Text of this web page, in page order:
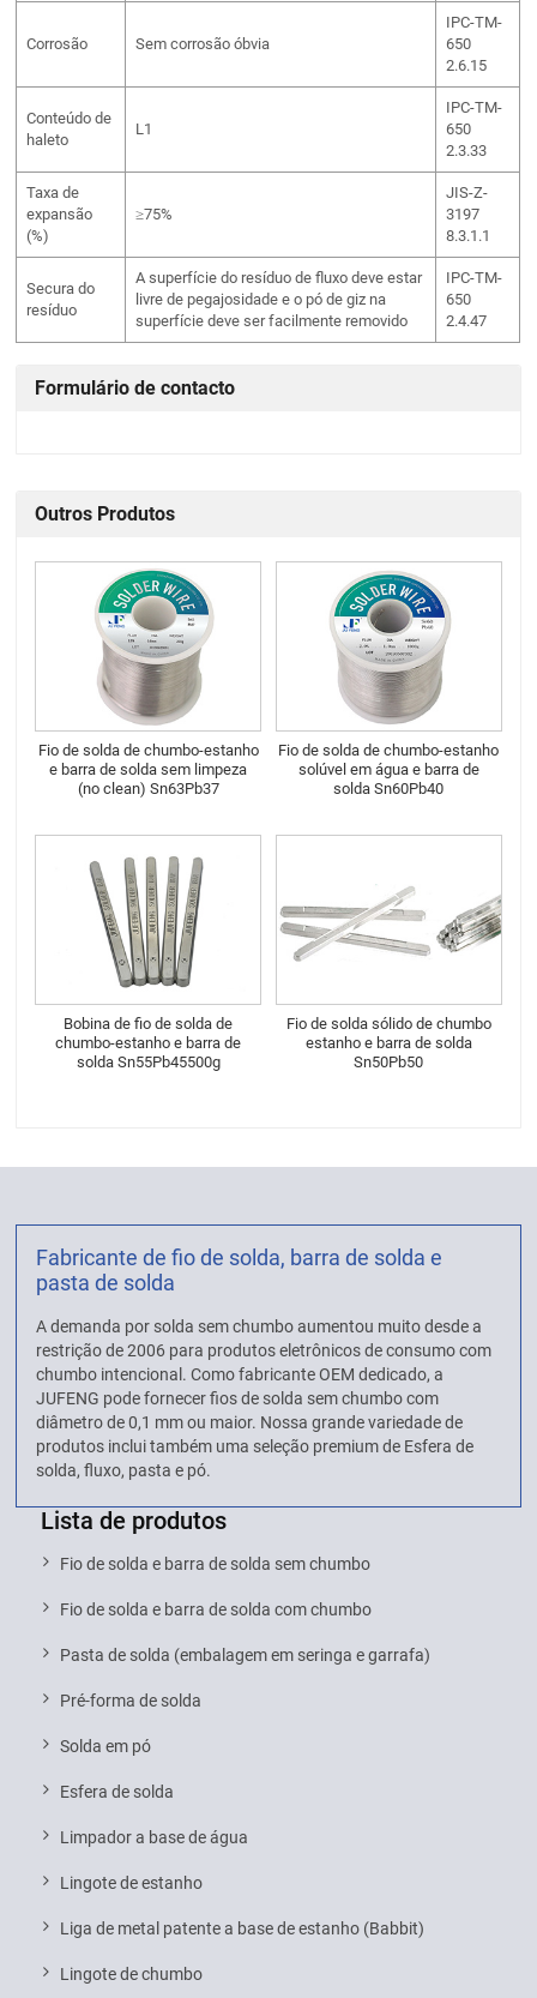
Corrosão Sem corrosão óbvia
IPC-TM-
650
2.6.15
Conteúdo de
haleto
L1
IPC-TM-
650
2.3.33
Taxa de
expansão
(%)
≥75%
JIS-Z-
3197
8.3.1.1
Secura do
resíduo
A superfície do resíduo de fluxo deve estar
livre de pegajosidade e o pó de giz na
superfície deve ser facilmente removido
IPC-TM-
650
2.4.47
Formulário de contacto
Outros Produtos
Fio de solda de chumbo-estanho
e barra de solda sem limpeza
(no clean) Sn63Pb37
Fio de solda de chumbo-estanho
solúvel em água e barra de
solda Sn60Pb40
Bobina de fio de solda de
chumbo-estanho e barra de
solda Sn55Pb45500g
Fio de solda sólido de chumbo
estanho e barra de solda
Sn50Pb50
Fabricante de fio de solda, barra de solda e
pasta de solda
A demanda por solda sem chumbo aumentou muito desde a
restrição de 2006 para produtos eletrônicos de consumo com
chumbo intencional. Como fabricante OEM dedicado, a
JUFENG pode fornecer fios de solda sem chumbo com
diâmetro de 0,1 mm ou maior. Nossa grande variedade de
produtos inclui também uma seleção premium de Esfera de
solda, fluxo, pasta e pó.
Lista de produtos
Fio de solda e barra de solda sem chumbo
Fio de solda e barra de solda com chumbo
Pasta de solda (embalagem em seringa e garrafa)
Pré-forma de solda
Solda em pó
Esfera de solda
Limpador a base de água
Lingote de estanho
Liga de metal patente a base de estanho (Babbit)
Lingote de chumbo